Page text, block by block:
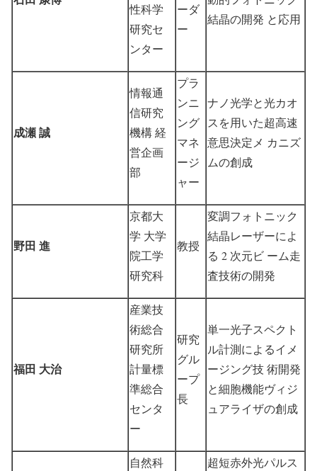
性科学
研究セ
ンター
ーダ
ー
結晶の開発 と応用
成瀬 誠
情報通
信研究
機構 経
営企画
部
プラ
ンニ
ング
マネ
ージ
ャー
ナノ光学と光カオ
スを用いた超高速
意思決定メ カニズ
ムの創成
野田 進
京都大
学 大学
院工学
研究科
教授
変調フォトニック
結晶レーザーによ
る 2 次元ビ ーム走
査技術の開発
福田 大治
産業技
術総合
研究所
計量標
準総合
センタ
ー
研究
グル
ープ
長
単一光子スペクト
ル計測によるイメ
ージング技 術開発
と細胞機能ヴィジ
ュアライザの創成
自然科
超短赤外光パルス